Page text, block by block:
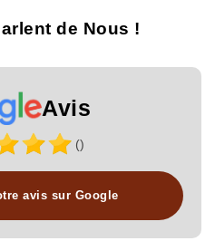
de Nous !
Avis
()
avis sur Google